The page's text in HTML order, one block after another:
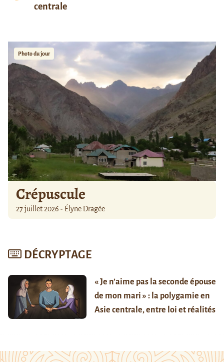
centrale
Photo du jour
Crépuscule
27 juillet 2026 - Élyne Dragée
DÉCRYPTAGE
« Je n’aime pas la seconde épouse
de mon mari » : la polygamie en
Asie centrale, entre loi et réalités